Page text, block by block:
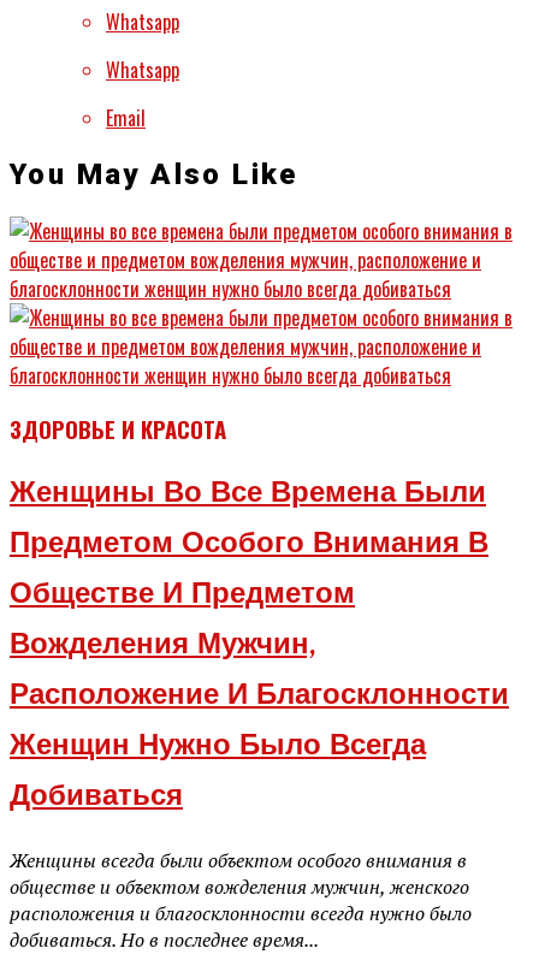
Whatsapp
Whatsapp
Email
You May Also Like
ЗДОРОВЬЕ И КРАСОТА
Женщины Во Все Времена Были
Предметом Особого Внимания В
Обществе И Предметом
Вожделения Мужчин,
Расположение И Благосклонности
Женщин Нужно Было Всегда
Добиваться
Женщины всегда были объектом особого внимания в
обществе и объектом вожделения мужчин, женского
расположения и благосклонности всегда нужно было
добиваться. Но в последнее время...